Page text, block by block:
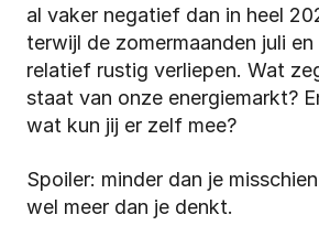
al vaker negatief dan in heel
terwijl de zomermaanden juli
relatief rustig verliepen. Wat
staat van onze energiemarkt?
wat kun jij er zelf mee?
Spoiler: minder dan je
wel meer dan je denkt.